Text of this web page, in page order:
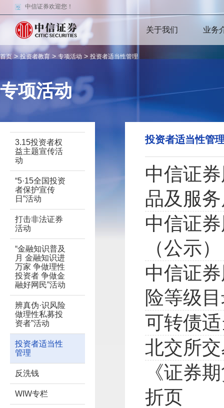
中信证券欢迎您！
关于我们 业务
首页> 投资者教育 > 专项活动 > 投资者适当性管理
专项活动
3.15投资者权
益主题宣传活
动
“5·15全国投资
者保护宣传
日”活动
打击非法证券
活动
“金融知识普及
月 金融知识进
万家 争做理性
投资者 争做金
融好网民”活动
辨真伪·识风险
做理性私募投
资者”活动
投资者适当性
管理
反洗钱
WIW专栏
投资者适当性管
中信证
品及服
中信证
（公示）
中信证
险等级
可转债
北交所
《证券
折页